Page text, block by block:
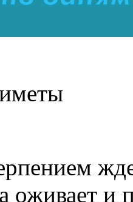
оживает и